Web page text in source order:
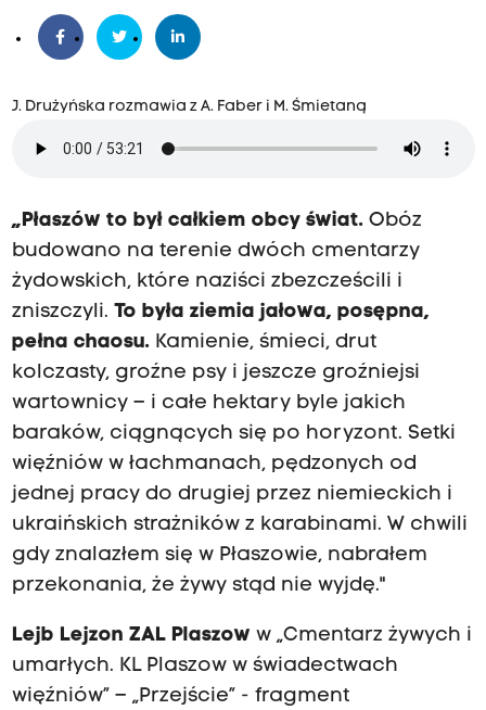
J. Drużyńska rozmawia z A. Faber i M. Śmietaną
„Płaszów to był całkiem obcy świat.Obóz
budowano na terenie dwóch cmentarzy
żydowskich, które naziści zbezcześcili i
zniszczyli. To była ziemia jałowa, posępna,
pełna chaosu.Kamienie, śmieci, drut
kolczasty, groźne psy i jeszcze groźniejsi
wartownicy – i całe hektary byle jakich
baraków, ciągnących się po horyzont. Setki
więźniów w łachmanach, pędzonych od
jednej pracy do drugiej przez niemieckich i
ukraińskich strażników z karabinami. W chwili
gdy znalazłem się w Płaszowie, nabrałem
przekonania, że żywy stąd nie wyjdę."
Lejb Lejzon ZAL Plaszow w „Cmentarz żywych i
umarłych. KL Plaszow w świadectwach
więźniów” – „Przejście” - fragment